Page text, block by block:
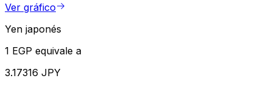
Ver gráfico
Yen japonés
1 EGP equivale a
3.17316 JPY